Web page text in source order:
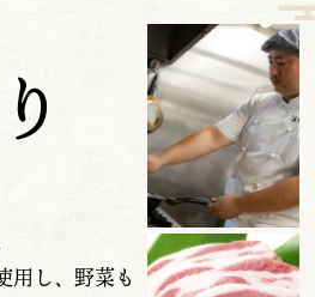
用し、野菜も